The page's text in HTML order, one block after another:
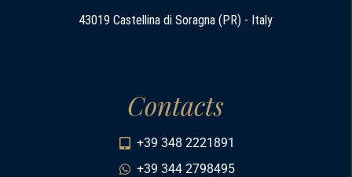
43019 Castellina di Soragna (PR) - Italy
Contacts
+39 348 2221891
+39 344 2798495